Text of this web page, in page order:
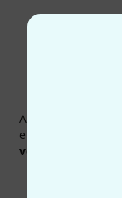
Abonați-vă la
engleză și, cu
voucherele
în